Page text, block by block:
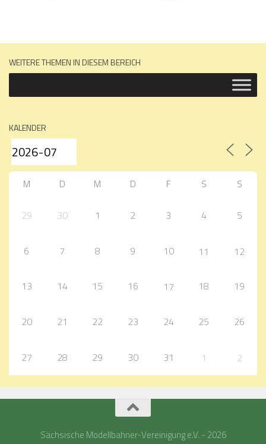
WEITERE THEMEN IN DIESEM BEREICH
KALENDER
M D M D F S S
29 30 1 2 3 4 5
6 7 8 9 10 11 12
13 14 15 16 17 18 19
20 21 22 23 24 25 26
27 28 29 30 31 1 2
Sächsische Modellbahner-Vereinigung e.V. - 2026